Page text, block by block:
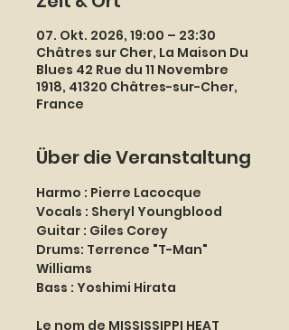
07. Okt. 2026, 19:00 – 23:30
Châtres sur Cher, La Maison Du
Blues 42 Rue du 11 Novembre
1918, 41320 Châtres-sur-Cher,
France
Über die Veranstaltung
Harmo : Pierre Lacocque
Vocals : Sheryl Youngblood
Guitar : Giles Corey
Drums: Terrence "T-Man"
Williams
Bass : Yoshimi Hirata
Le nom de MISSISSIPPI HEAT